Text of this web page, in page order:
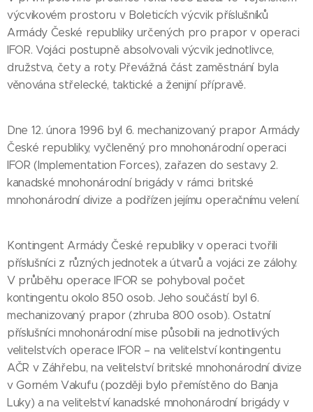
výcvikovém prostoru v Boleticích výcvik příslušníků
Armády České republiky určených pro prapor v operaci
IFOR. Vojáci postupně absolvovali výcvik jednotlivce,
družstva, čety a roty. Převážná část zaměstnání byla
věnována střelecké, taktické a ženijní přípravě.
Dne 12. února 1996 byl 6. mechanizovaný prapor Armády
České republiky, vyčleněný pro mnohonárodní operaci
IFOR (Implementation Forces), zařazen do sestavy 2.
kanadské mnohonárodní brigády v rámci britské
mnohonárodní divize a podřízen jejímu operačnímu velení.
Kontingent Armády České republiky v operaci tvořili
příslušníci z různých jednotek a útvarů a vojáci ze zálohy.
V průběhu operace IFOR se pohyboval počet
kontingentu okolo 850 osob. Jeho součástí byl 6.
mechanizovaný prapor (zhruba 800 osob). Ostatní
příslušníci mnohonárodní mise působili na jednotlivých
velitelstvích operace IFOR – na velitelství kontingentu
AČR v Záhřebu, na velitelství britské mnohonárodní divize
v Gorném Vakufu (později bylo přemístěno do Banja
Luky) a na velitelství kanadské mnohonárodní brigády v